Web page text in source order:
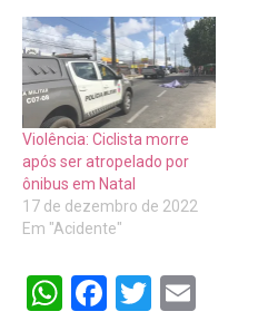
Violência: Ciclista morre
após ser atropelado por
ônibus em Natal
17 de dezembro de 2022
Em "Acidente"
WhatsApp
Facebook
Twitter